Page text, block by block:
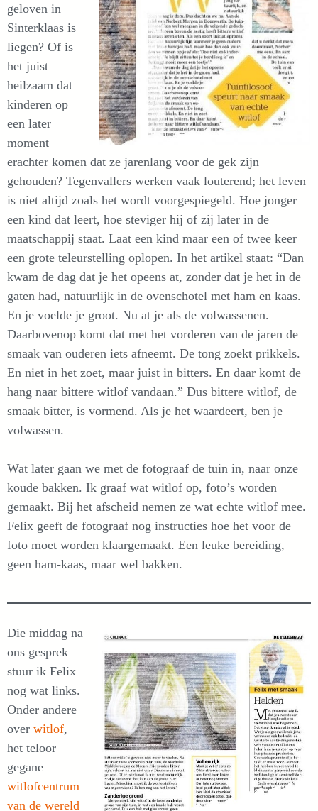
geloven in
Sinterklaas is
liegen? Of is
het juist
heilzaam dat
kinderen op
een later
moment
erachter komen dat ze jarenlang voor de gek zijn
gehouden? Tegenvallers werken vaak louterend; het leven
is niet altijd zoals het wordt voorgespiegeld. Hoe jonger
een kind dat leert, hoe steviger hij of zij later in de
maatschappij staat. Laat een kind maar een of twee keer
een grote teleurstelling oplopen. In het artikel staat: “Dan
kwam de dag dat je het opeens at, zonder dat je het in de
gaten had, natuurlijk in de ovenschotel met ham en kaas.
En je voelde je groot. Nu at je als de volwassenen.
Daarbovenop komt dat met het vorderen van de jaren de
smaak van ouderen iets afneemt. De tong zoekt prikkels.
En niet in het zoet, maar juist in bitters. En daar komt de
hang naar bittere witlof vandaan.” Dus bittere witlof, de
smaak bitter, is vormend. Als je het waardeert, ben je
volwassen.
Wat later gaan we met de fotograaf de tuin in, naar onze
koude bakken. Ik graaf wat witlof op, foto’s worden
gemaakt. Bij het afscheid nemen ze wat echte witlof mee.
Felix geeft de fotograaf nog instructies hoe het voor de
foto moet worden klaargemaakt. Een leuke bereiding,
geen ham-kaas, maar wel bakken.
Die middag na
ons gesprek
stuur ik Felix
nog wat links.
Onder andere
over witlof,
het teloor
gegane
witlofcentrum
van de wereld